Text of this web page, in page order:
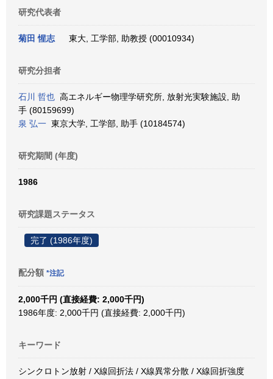
研究代表者
菊田 惺志 東大, 工学部, 助教授 (00010934)
研究分担者
石川 哲也 高エネルギー物理学研究所, 放射光実験施設, 助
手 (80159699)
泉 弘一 東京大学, 工学部, 助手 (10184574)
研究期間 (年度)
1986
研究課題ステータス
完了 (1986年度)
配分額 *注記
2,000千円 (直接経費: 2,000千円)
1986年度: 2,000千円 (直接経費: 2,000千円)
キーワード
シンクロトン放射 / X線回折法 / X線異常分散 / X線回折強度